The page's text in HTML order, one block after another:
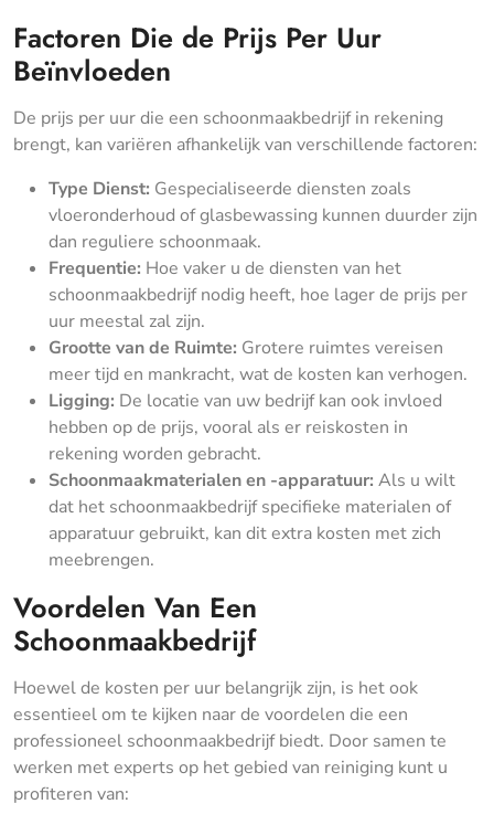
Factoren Die de Prijs Per Uur
Beïnvloeden
De prijs per uur die een schoonmaakbedrijf in rekening
brengt, kan variëren afhankelijk van verschillende factoren:
Type Dienst: Gespecialiseerde diensten zoals
vloeronderhoud of glasbewassing kunnen duurder zijn
dan reguliere schoonmaak.
Frequentie: Hoe vaker u de diensten van het
schoonmaakbedrijf nodig heeft, hoe lager de prijs per
uur meestal zal zijn.
Grootte van de Ruimte: Grotere ruimtes vereisen
meer tijd en mankracht, wat de kosten kan verhogen.
Ligging: De locatie van uw bedrijf kan ook invloed
hebben op de prijs, vooral als er reiskosten in
rekening worden gebracht.
Schoonmaakmaterialen en -apparatuur: Als u wilt
dat het schoonmaakbedrijf specifieke materialen of
apparatuur gebruikt, kan dit extra kosten met zich
meebrengen.
Voordelen Van Een
Schoonmaakbedrijf
Hoewel de kosten per uur belangrijk zijn, is het ook
essentieel om te kijken naar de voordelen die een
professioneel schoonmaakbedrijf biedt. Door samen te
werken met experts op het gebied van reiniging kunt u
profiteren van: